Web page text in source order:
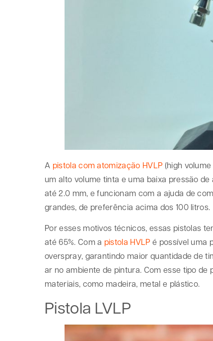
A pistola com atomização HVLP (high
um alto volume tinta e uma baixa pressão
até 2.0 mm, e funcionam com a ajuda de
grandes, de preferência acima dos 100 litros.
Por esses motivos técnicos, essas pistolas
até 65%. Com a pistola HVLP é possível uma
overspray, garantindo maior quantidade de
ar no ambiente de pintura. Com esse tipo
materiais, como madeira, metal e plástico.
Pistola LVLP